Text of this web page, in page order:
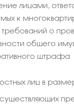
лицами,
к
о
общего
штрафа
лиц в